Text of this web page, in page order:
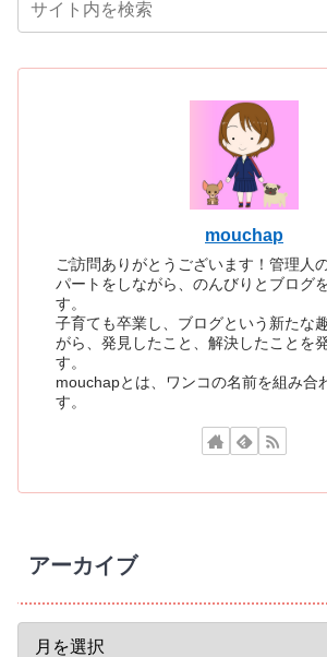
mouchap
ご訪問ありがとうございます！管理人
パートをしながら、のんびりとブログ
す。
子育ても卒業し、ブログという新たな
がら、発見したこと、解決したことを
す。
mouchapとは、ワンコの名前を組み合
す。
アーカイブ